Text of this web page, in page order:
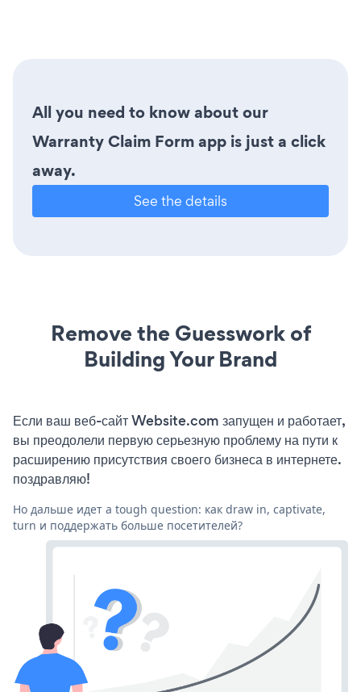
All you need to know about our
Warranty Claim Form app is just a click
away.
See the details
Remove the Guesswork of
Building Your Brand
Если ваш веб-сайт Website.com запущен и работает,
вы преодолели первую серьезную проблему на пути к
расширению присутствия своего бизнеса в интернете.
поздравляю!
Но дальше идет a tough question: как draw in, captivate,
turn и поддержать больше посетителей?